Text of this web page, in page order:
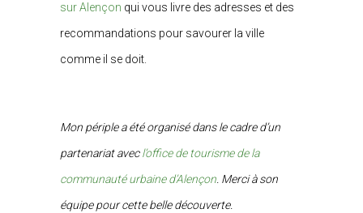
sur Alençon qui vous livre des adresses et des
recommandations pour savourer la ville
comme il se doit.
Mon périple a été organisé dans le cadre d’un
partenariat avecl’office de tourisme de la
communauté urbaine d’Alençon. Merci à son
équipe pour cette belle découverte.